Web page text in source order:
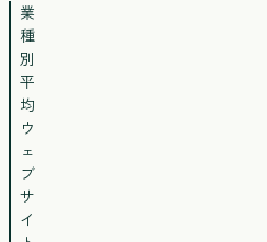
業
種
別
平
均
ウ
ェ
ブ
サ
イ